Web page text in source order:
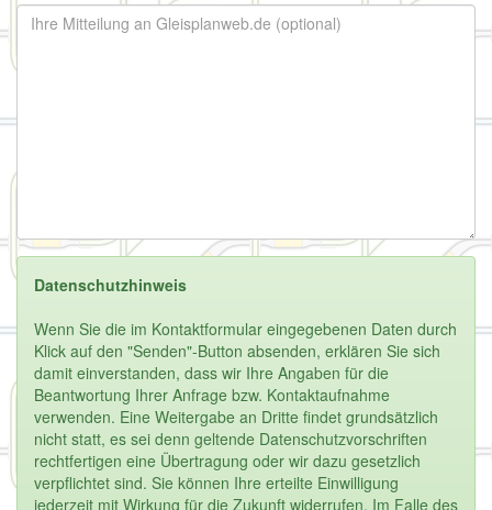
Datenschutzhinweis
Wenn Sie die im Kontaktformular eingegebenen Daten durch
Klick auf den "Senden"-Button absenden, erklären Sie sich
damit einverstanden, dass wir Ihre Angaben für die
Beantwortung Ihrer Anfrage bzw. Kontaktaufnahme
verwenden. Eine Weitergabe an Dritte findet grundsätzlich
nicht statt, es sei denn geltende Datenschutzvorschriften
rechtfertigen eine Übertragung oder wir dazu gesetzlich
verpflichtet sind. Sie können Ihre erteilte Einwilligung
jederzeit mit Wirkung für die Zukunft widerrufen. Im Falle des